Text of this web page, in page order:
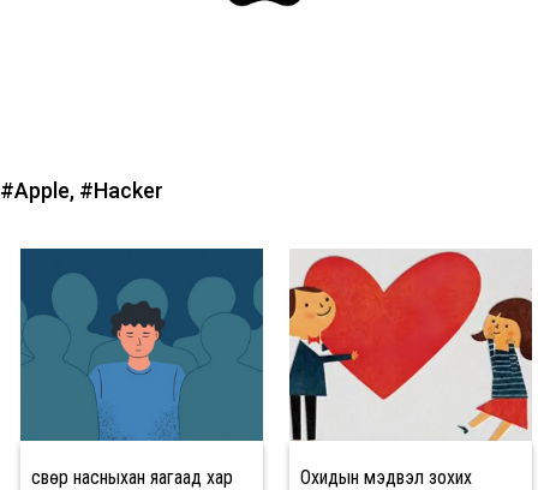
#Apple, #Hacker
Өсвөр насныхан яагаад хар
Охидын мэдвэл зохих